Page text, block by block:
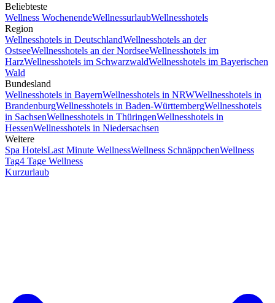
Beliebteste
Wellness WochenendeWellnessurlaubWellnesshotels
Region
Wellnesshotels in DeutschlandWellnesshotels an der
OstseeWellnesshotels an der NordseeWellnesshotels im
HarzWellnesshotels im SchwarzwaldWellnesshotels im Bayerischen
Wald
Bundesland
Wellnesshotels in BayernWellnesshotels in NRWWellnesshotels in
BrandenburgWellnesshotels in Baden-WürttembergWellnesshotels
in SachsenWellnesshotels in ThüringenWellnesshotels in
HessenWellnesshotels in Niedersachsen
Weitere
Spa HotelsLast Minute WellnessWellness SchnäppchenWellness
Tag4 Tage Wellness
Kurzurlaub